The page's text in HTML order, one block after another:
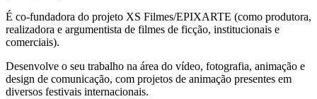
É co-fundadora do projeto XS Filmes/EPIXARTE (como produtora,
realizadora e argumentista de filmes de ficção, institucionais e
comerciais).
Desenvolve o seu trabalho na área do vídeo, fotografia, animação e
design de comunicação, com projetos de animação presentes em
diversos festivais internacionais.